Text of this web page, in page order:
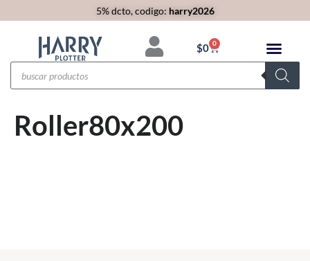
5% dcto, codigo: harry2026
$0 0
Roller80x200